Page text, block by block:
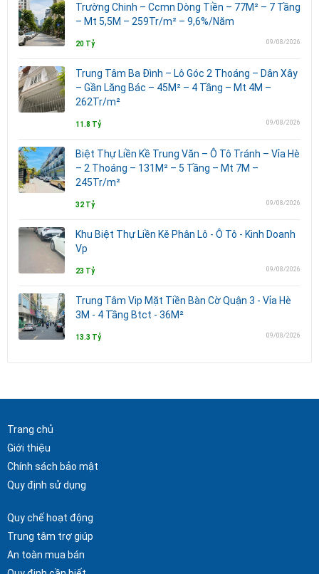
Trường Chinh – Ccmn Dòng Tiền – 77M² – 7 Tầng
– Mt 5,5M – 259Tr/m² – 9,6%/Năm
20 Tỷ 09/08/2026
Trung Tâm Ba Đình – Lô Góc 2 Thoáng – Dân Xây
– Gần Lăng Bác – 45M² – 4 Tầng – Mt 4M –
262Tr/m²
11.8 Tỷ 09/08/2026
Biệt Thự Liền Kề Trung Văn – Ô Tô Tránh – Vỉa Hè
– 2 Thoáng – 131M² – 5 Tầng – Mt 7M –
245Tr/m²
32 Tỷ 09/08/2026
Khu Biệt Thự Liền Kě Phân Lô - Ô Tô - Kinh Doanh
Vp
23 Tỷ 09/08/2026
Trung Tâm Vip Mặt Tiền Bàn Cờ Quận 3 - Vỉa Hè
3M - 4 Tầng Btct - 36M²
13.3 Tỷ 09/08/2026
Trang chủ
Giới thiệu
Chính sách bảo mật
Quy định sử dụng
Quy chế hoạt động
Trung tâm trợ giúp
An toàn mua bán